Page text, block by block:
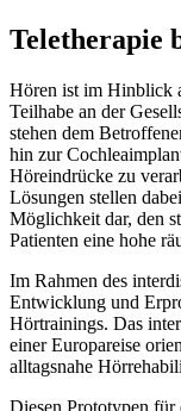
Teletherapie
Hören ist im Hinblick
Teilhabe an der
stehen dem
hin zur
Höreindrücke zu
Lösungen stellen
Möglichkeit dar, den
Patienten eine hohe
Im Rahmen des
Entwicklung und
Hörtrainings. Das
einer Europareise
alltagsnahe
Diesen Prototypen